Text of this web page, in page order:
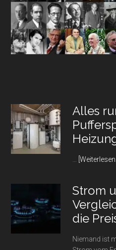
Alles
Strom
die
Niemand ist